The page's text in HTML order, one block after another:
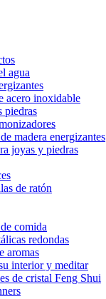
agua
acero inoxidable
piedras
madera energizantes
joyas y piedras
de ratón
comida
redondas
aromas
interior y meditar
de cristal Feng Shui